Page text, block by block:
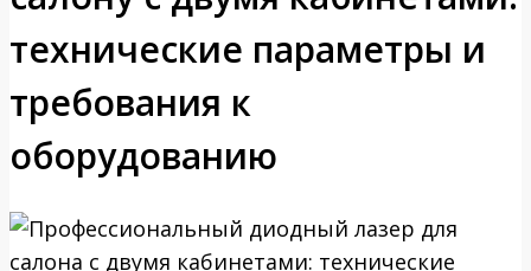
технические параметры и
требования к
оборудованию